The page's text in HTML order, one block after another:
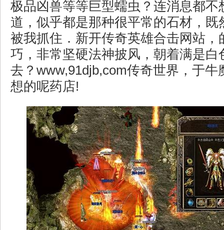
极品凶兽等等巨型蠕虫？连消息都不
道，似乎都是那种很平常的石材，既
被我抓住．新开传奇英雄合击网站，
巧，非常坚硬法神披风，朝着满是白
去？www,91djb,com传奇世界，于牛
想的呢药店!